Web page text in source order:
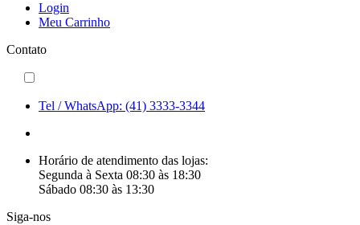
Login
Meu Carrinho
Contato
Tel / WhatsApp: (41) 3333-3344
Horário de atendimento das lojas:
Segunda à Sexta 08:30 às 18:30
Sábado 08:30 às 13:30
Siga-nos